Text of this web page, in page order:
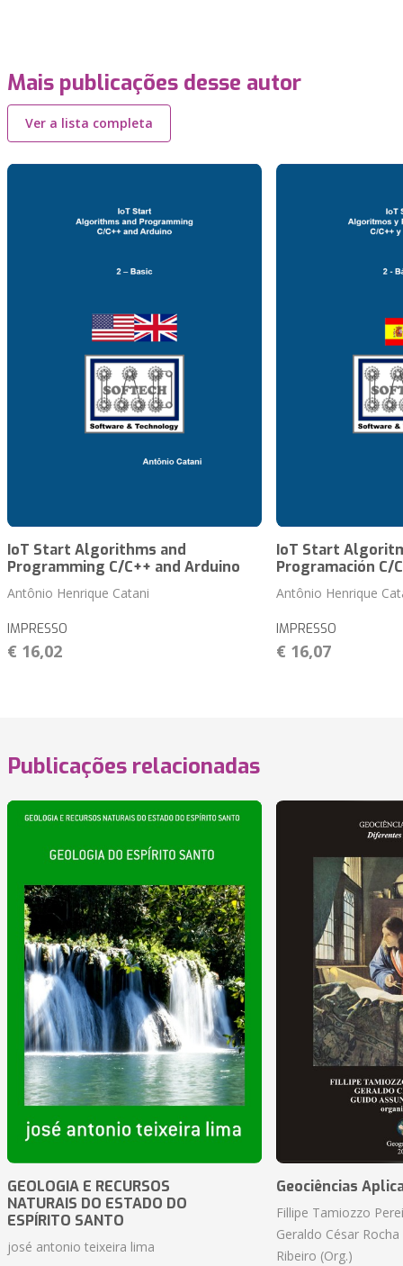
Mais publicações desse autor
Ver a lista completa
IoT Start Algorithms and
Programming C/C++ and Arduino
Antônio Henrique Catani
IMPRESSO
€ 16,02
IoT Start
Programación C/
Antônio Henrique
IMPRESSO
€ 16,07
Publicações relacionadas
GEOLOGIA E RECURSOS
NATURAIS DO ESTADO DO
ESPÍRITO SANTO
josé antonio teixeira lima
Geociências
Fillipe Tamiozzo
Geraldo César
Ribeiro (Org.)